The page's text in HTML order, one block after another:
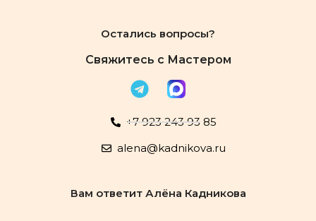
Остались вопросы?
Свяжитесь с Мастером
+7 923 243 93 85
alena@kadnikova.ru
Вам ответит Алёна Кадникова